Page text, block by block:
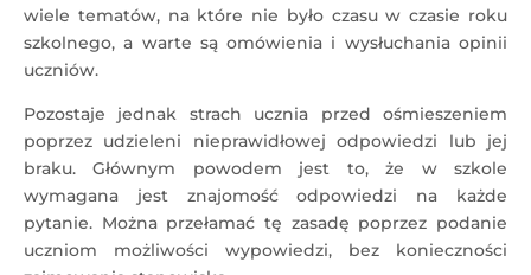
wiele tematów, na które nie było czasu w czasie roku
szkolnego, a warte są omówienia i wysłuchania opinii
uczniów.
Pozostaje jednak strach ucznia przed ośmieszeniem
poprzez udzieleni nieprawidłowej odpowiedzi lub jej
braku. Głównym powodem jest to, że w szkole
wymagana jest znajomość odpowiedzi na każde
pytanie. Można przełamać tę zasadę poprzez podanie
uczniom możliwości wypowiedzi, bez konieczności